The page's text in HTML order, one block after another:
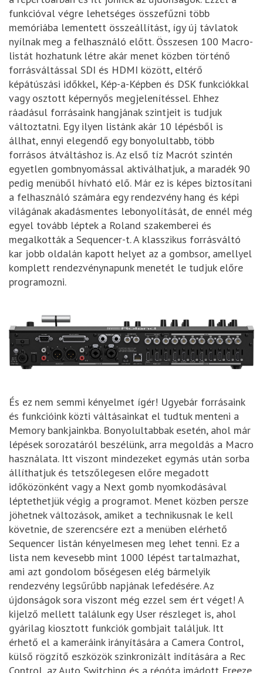
funkcióval végre lehetséges összefűzni több
memóriába lementett összeállítást, így új távlatok
nyílnak meg a felhasználó előtt. Összesen 100 Macro-
listát hozhatunk létre akár menet közben történő
forrásváltással SDI és HDMI között, eltérő
képátúszási időkkel, Kép-a-Képben és DSK funkciókkal
vagy osztott képernyős megjelenítéssel. Ehhez
ráadásul forrásaink hangjának szintjeit is tudjuk
változtatni. Egy ilyen listánk akár 10 lépésből is
állhat, ennyi elegendő egy bonyolultabb, több
forrásos átváltáshoz is. Az első tíz Macrót szintén
egyetlen gombnyomással aktiválhatjuk, a maradék 90
pedig menüből hívható elő. Már ez is képes biztosítani
a felhasználó számára egy rendezvény hang és képi
világának akadásmentes lebonyolítását, de ennél még
egyel tovább léptek a Roland szakemberei és
megalkották a Sequencer-t. A klasszikus forrásváltó
kar jobb oldalán kapott helyet az a gombsor, amellyel
komplett rendezvénynapunk menetét le tudjuk előre
programozni.
És ez nem semmi kényelmet ígér! Ugyebár forrásaink
és funkcióink közti váltásainkat el tudtuk menteni a
Memory bankjainkba. Bonyolultabbak esetén, ahol már
lépések sorozatáról beszélünk, arra megoldás a Macro
használata. Itt viszont mindezeket egymás után sorba
állíthatjuk és tetszőlegesen előre megadott
időközönként vagy a Next gomb nyomkodásával
léptethetjük végig a programot. Menet közben persze
jöhetnek változások, amiket a technikusnak le kell
követnie, de szerencsére ezt a menüben elérhető
Sequencer listán kényelmesen meg lehet tenni. Ez a
lista nem kevesebb mint 1000 lépést tartalmazhat,
ami azt gondolom bőségesen elég bármelyik
rendezvény legsűrűbb napjának lefedésére. Az
újdonságok sora viszont még ezzel sem ért véget! A
kijelző mellett találunk egy User részleget is, ahol
gyárilag kiosztott funkciók gombjait találjuk. Itt
érhető el a kameráink irányítására a Camera Control,
külső rögzítő eszközök szinkronizált indítására a Rec